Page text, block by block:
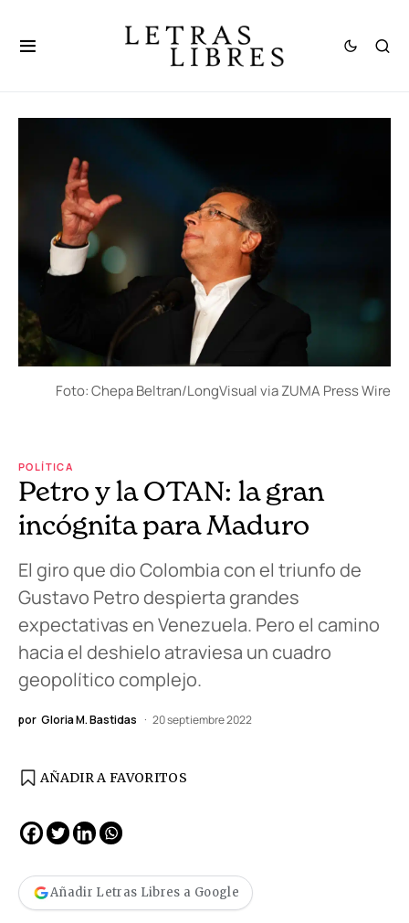
Foto: Chepa Beltran/LongVisual via ZUMA Press Wire
POLÍTICA
Petro y la OTAN: la gran
incógnita para Maduro
El giro que dio Colombia con el triunfo de
Gustavo Petro despierta grandes
expectativas en Venezuela. Pero el camino
hacia el deshielo atraviesa un cuadro
geopolítico complejo.
por Gloria M. Bastidas 20 septiembre 2022
AÑADIR A FAVORITOS
Añadir Letras Libres a Google